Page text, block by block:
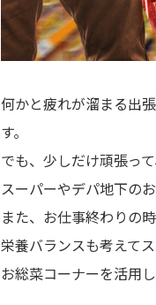
何かと疲れが溜まる出
す。
でも、少しだけ頑張っ
スーパーやデパ地下の
また、お仕事終わりの
栄養バランスも考えて
お総菜コーナーを活用